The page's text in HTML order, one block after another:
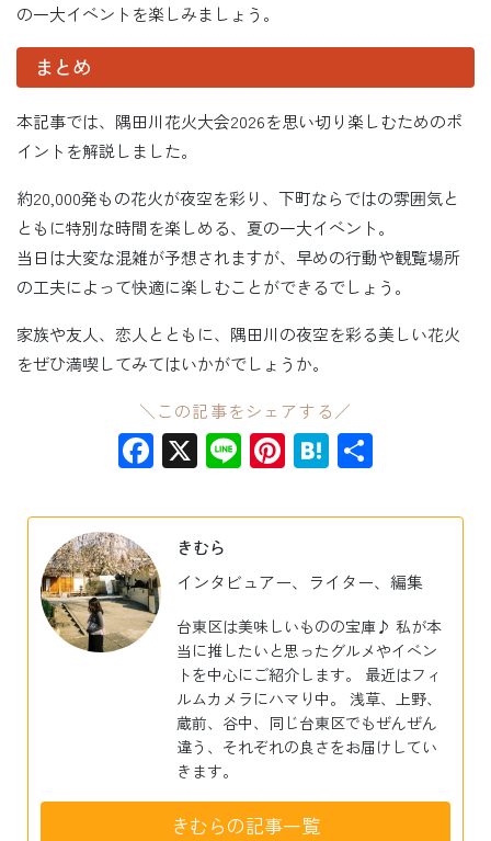
の一大イベントを楽しみましょう。
まとめ
本記事では、隅田川花火大会2026を思い切り楽しむためのポ
イントを解説しました。
約20,000発もの花火が夜空を彩り、下町ならではの雰囲気と
ともに特別な時間を楽しめる、夏の一大イベント。
当日は大変な混雑が予想されますが、早めの行動や観覧場所
の工夫によって快適に楽しむことができるでしょう。
家族や友人、恋人とともに、隅田川の夜空を彩る美しい花火
をぜひ満喫してみてはいかがでしょうか。
＼この記事をシェアする／
Facebook
X LinePinterest
Hatena
きむら
インタビュアー、ライター、編集
台東区は美味しいものの宝庫♪ 私が本
当に推したいと思ったグルメやイベン
トを中心にご紹介します。 最近はフィ
ルムカメラにハマり中。 浅草、上野、
蔵前、谷中、同じ台東区でもぜんぜん
違う、それぞれの良さをお届けしてい
きます。
きむらの記事一覧